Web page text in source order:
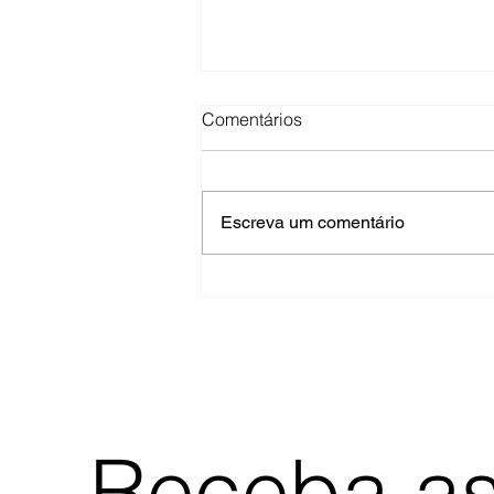
HelpDesk saturado? como
reduzir tickets em 40% em 60
considerando contratar mais 2
(custo: R$ 8k/mês). Aqui está o
Comentários
Escreva um comentário